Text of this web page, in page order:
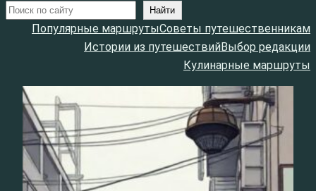
Поиск Найти
Популярные маршрутыСоветы путешественникам
Истории из путешествийВыбор редакции
Кулинарные маршруты